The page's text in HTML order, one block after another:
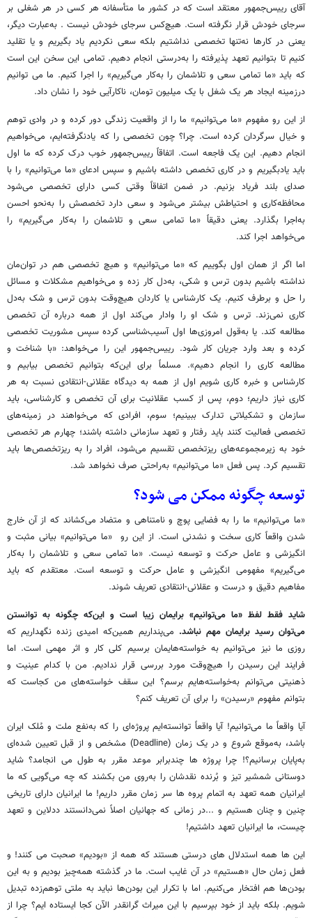
آقای رییس‌جمهور معتقد است که در کشور ما متأسفانه هر کسی در هر شغلی بر
سرجای خودش قرار نگرفته است. هیچ‌کس سرجای خودش نیست . به‌عبارت دیگر،
یعنی در کارها نه‌تنها تخصصی نداشتیم بلکه سعی نکردیم یاد بگیریم و یا تقلید
کنیم تا بتوانیم تعهد پذیرفته را به‌درستی انجام دهیم. تمامی این سخن این است
که باید «ما تمامی سعی و تلاشمان را به‌کار می‌گیریم» را اجرا کنیم. ما می توانیم
درزمینه ایجاد هر یک شغل با یک میلیون تومان، ناکارآیی خود را نشان داد.
از این رو مفهوم «ما می‌توانیم» ما را از واقعیت زندگی دور کرده و در وادی توهم
و خیال سرگردان کرده است. چرا؟ چون تخصصی را که یادنگرفته‌ایم، می‌خواهیم
انجام دهیم. این یک فاجعه است. اتفاقاً رییس‌جمهور خوب درک کرده که ما اول
باید یادبگیریم و در کاری تخصص داشته باشیم و سپس ادعای «ما می‌توانیم» را با
صدای بلند فریاد بزنیم. در ضمن اتفاقاً وقتی کسی دارای تخصصی می‌شود
محافظه‌کاری و احتیاطش بیشتر می‌شود و سعی دارد تخصصش را به‌نحو احسن
به‌اجرا بگذارد. یعنی دقیقاً «ما تمامی سعی و تلاشمان را به‌کار می‌گیریم» را
می‌خواهد اجرا کند.
اما اگر از همان اول بگوییم که «ما می‌توانیم» و هیچ تخصصی هم در توان‌مان
نداشته باشیم بدون ترس و شکی، به‌دل کار زده و می‌خواهیم مشکلات و مسائل
را حل و برطرف کنیم. یک کارشناس یا کاردان هیچ‌وقت بدون ترس و شک به‌دل
کاری نمی‌زند. ترس و شک او را وادار می‌کند اول از همه درباره آن تخصص
مطالعه کند. یا به‌قول امروزی‌ها اول آسیب‌شناسی کرده سپس مشوریت تخصصی
کرده و بعد وارد جریان کار شود. رییس‌جمهور این را می‌خواهد: «با شناخت و
مطالعه کاری را انجام دهیم». مسلماً برای این‌که بتوانیم تخصص بیابیم و
کارشناس و خبره کاری شویم اول از همه به دیدگاه عقلانی-انتقادی نسبت به هر
کاری نیاز داریم؛ دوم، پس از کسب عقلانیت برای آن تخصص و کارشناسی، باید
سازمان و تشکیلاتی تدارک ببینیم؛ سوم، افرادی که می‌خواهند در زمینه‌های
تخصصی فعالیت کنند باید رفتار و تعهد سازمانی داشته باشند؛ چهارم هر تخصصی
خود به زیرمجموعه‌های ریزتخصص تقسیم می‌شود، افراد را به ریزتخصص‌ها باید
تقسیم کرد. پس فعل «ما می‌توانیم» به‌راحتی صرف نخواهد شد.
توسعه چگونه ممکن می شود؟
«ما می‌توانیم» ما را به فضایی پوچ و نامتناهی و متضاد می‌کشاند که از آن خارج
شدن واقعاً کاری سخت و نشدنی است. از این رو «ما می‌توانیم» بیانی مثبت و
انگیزشی و عامل حرکت و توسعه نیست. «ما تمامی سعی و تلاشمان را به‌کار
می‌گیریم» مفهومی انگیزشی و عامل حرکت و توسعه است. معتقدم که باید
مفاهیم دقیق و درست و عقلانی-انتقادی تعریف شوند.
شاید فقط لفظ «ما می‌توانیم» برایمان زیبا است و این‌که چگونه به توانستن
می‌توان رسید برایمان مهم نباشد. می‌پنداریم همین‌که امیدی زنده نگهداریم که
روزی ما نیز می‌توانیم به خواسته‌هایمان برسیم کلی کار و اثر مهمی است. اما
فرایند این رسیدن را هیچ‌وقت مورد بررسی قرار ندادیم. من با کدام عینیت و
ذهنیتی می‌توانم به‌خواسته‌هایم برسم؟ این سقف خواسته‌های من کجاست که
بتوانم مفهوم «رسیدن» را برای آن تعریف کنم؟
آیا واقعاً ما می‌توانیم! آیا واقعاً توانسته‌ایم پروژه‌ای را که به‌نفع ملت و مُلک ایران
باشد، به‌موقع شروع و در یک زمان (Deadline) مشخص و از قبل تعیین شده‌ای
به‌پایان برسانیم؟! چرا پروژه ها چندبرابر موعد مقرر به طول می انجامد؟ شاید
دوستانی شمشیر تیز و بُرنده نقدشان را به‌روی من بکشند که چه می‌گویی که ما
ایرانیان همه تعهد به اتمام پروه ها سر زمان مقرر داریم! ما ایرانیان دارای تاریخی
چنین و چنان هستیم و ...در زمانی که جهانیان اصلاً نمی‌دانستند ددلاین و تعهد
چیست، ما ایرانیان تعهد داشتیم!
این ها همه استدلال های درستی هستند که همه از «بودیم» صحبت می کنند! و
فعل زمان حال «هستیم» در آن غایب است. ما در گذشته همه‌چیز بودیم و به این
بودن‌ها هم افتخار می‌کنیم. اما با تکرار این بودن‌ها نباید به ملتی توهم‌زده تبدیل
شویم. بلکه باید از خود بپرسیم با این میراث گرانقدر الآن کجا ایستاده ایم؟ چرا از